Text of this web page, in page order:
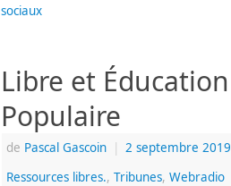
sociaux
Libre et Éducation
Populaire
de Pascal Gascoin | 2 septembre 2019
Ressources libres.,Tribunes,Webradio